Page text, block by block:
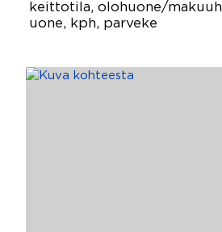
keittotila, olohuone/makuuh
uone, kph, parveke